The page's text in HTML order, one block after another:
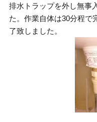
排水トラップを外し無事
た。作業自体は30分程で
了致しました。